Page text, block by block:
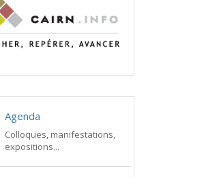
Agenda
Colloques, manifestations,
expositions...